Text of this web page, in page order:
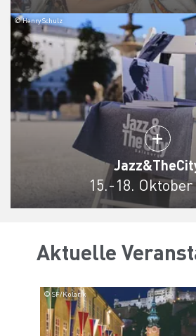
© Henry Schulz
15.-18. Oktober
Aktuelle
© SF/Kolarik